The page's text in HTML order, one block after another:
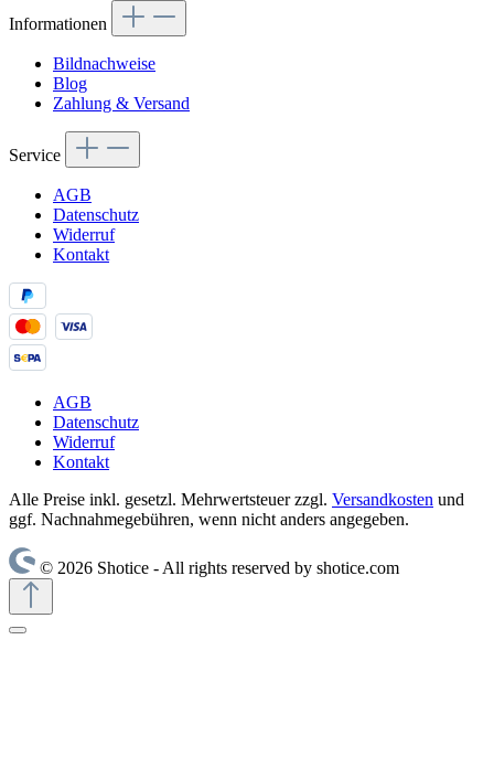
Informationen
Bildnachweise
Blog
Zahlung & Versand
Service
AGB
Datenschutz
Widerruf
Kontakt
AGB
Datenschutz
Widerruf
Kontakt
Alle Preise inkl. gesetzl. Mehrwertsteuer zzgl. Versandkosten und
ggf. Nachnahmegebühren, wenn nicht anders angegeben.
© 2026 Shotice - All rights reserved by shotice.com